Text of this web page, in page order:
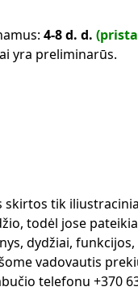
4-8 d. d.
yra preliminarūs.
tik
todėl jose
dydžiai,
vadovautis
telefonu +370